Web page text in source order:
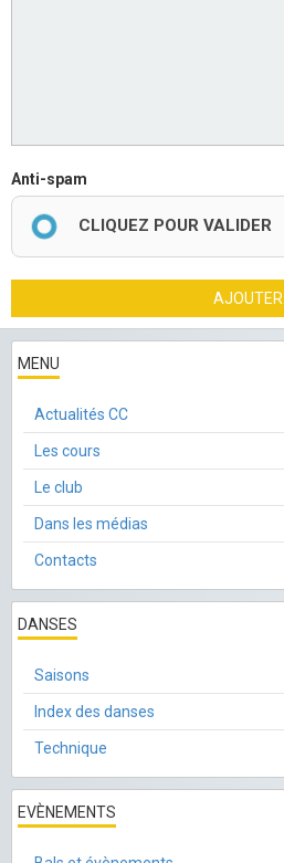
Anti-spam
CLIQUEZ POUR VALIDER
AJOUTER
MENU
Actualités CC
Les cours
Le club
Dans les médias
Contacts
DANSES
Saisons
Index des danses
Technique
EVÈNEMENTS